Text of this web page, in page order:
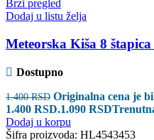
Brzi pregled
Dodaj u listu želja
Meteorska Kiša 8
Dostupno
1.400RSD Originalna cena je
1.400 RSD.1.090 RSD
Dodaj u korpu
Šifra proizvoda: HL4543453